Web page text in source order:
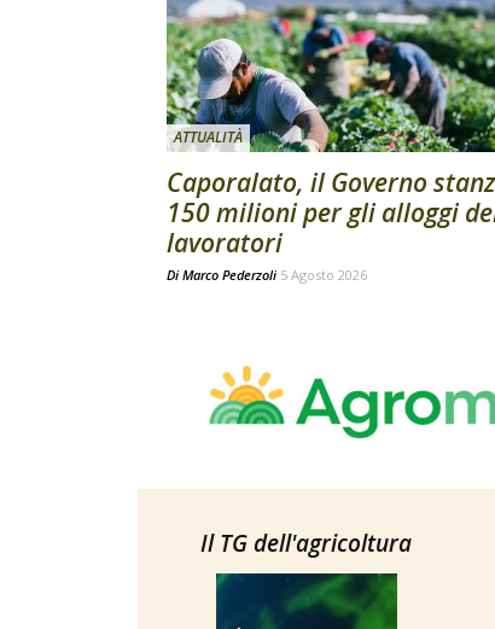
ATTUALITÀ
Caporalato, il Governo
150 milioni per gli alloggi
lavoratori
Di Marco Pederzoli 5 Agosto 2026
Il TG dell'agricoltura